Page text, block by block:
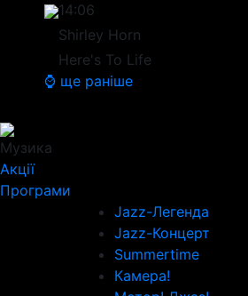
14:06
Shirley Horn
Here's To Life
⌚ ще раніше
Музика
Акції
Програми
Jazz-Легенда
Jazz-Концерт
Summertime
Камера!